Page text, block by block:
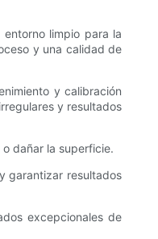
limpio para la
y una calidad de
y calibración
y resultados
dañar la superficie.
garantizar resultados
excepcionales de